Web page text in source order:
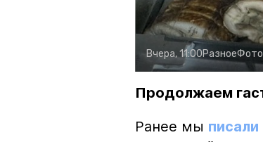
Вчера, 11:00Разное
Продолжаем
Ранее мы писали